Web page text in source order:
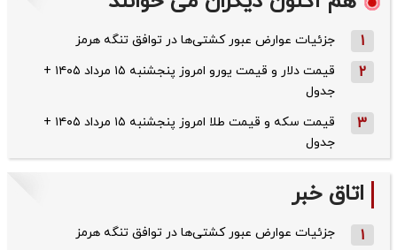
1 جزئیات عوارض عبور کشتی‌ها در توافق تنگه هرمز
2
قیمت دلار و قیمت یورو امروز پنجشنبه ۱۵ مرداد ۱۴۰۵ +
جدول
3
قیمت سکه و قیمت طلا امروز پنجشنبه ۱۵ مرداد ۱۴۰۵ +
جدول
اتاق خبر
1 جزئیات عوارض عبور کشتی‌ها در توافق تنگه هرمز